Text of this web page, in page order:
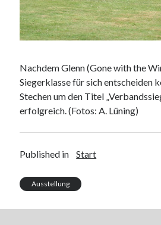
Nachdem Glenn (Gone with the
Siegerklasse für sich entscheiden
Stechen um den Titel
erfolgreich. (Fotos: A. Lüning)
Published in Start
Ausstellung